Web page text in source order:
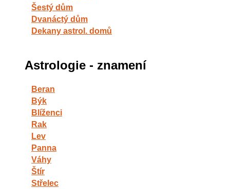
Šestý dům
Dvanáctý dům
Dekany astrol. domů
Astrologie - znamení
Beran
Býk
Blíženci
Rak
Lev
Panna
Váhy
Štír
Střelec